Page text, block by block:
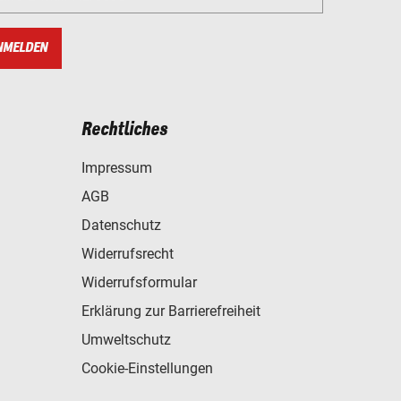
Rechtliches
Impressum
AGB
Datenschutz
Widerrufsrecht
Widerrufsformular
Erklärung zur Barrierefreiheit
Umweltschutz
Cookie-Einstellungen